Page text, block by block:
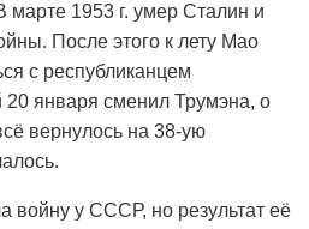
1953 г. умер Сталин и
После этого к лету Мао
с республиканцем
20 января сменил Трумэна, о
вернулось на 38-ую
у СССР, но результат её